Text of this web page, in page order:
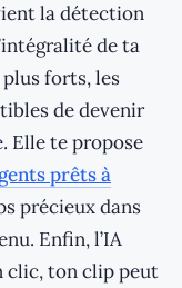
la détection
de ta
forts, les
de devenir
Elle te propose
prêts à
précieux dans
Enfin, l’IA
clic, ton clip peut